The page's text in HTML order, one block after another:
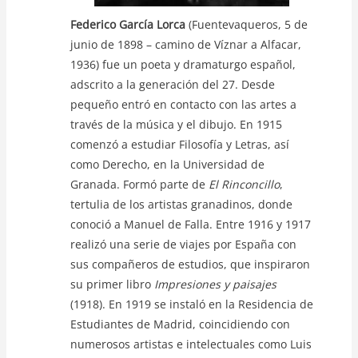
Federico García Lorca (Fuentevaqueros, 5 de
junio de 1898 – camino de Víznar a Alfacar,
1936) fue un poeta y dramaturgo español,
adscrito a la generación del 27. Desde
pequeño entró en contacto con las artes a
través de la música y el dibujo. En 1915
comenzó a estudiar Filosofía y Letras, así
como Derecho, en la Universidad de
Granada. Formó parte de El Rinconcillo,
tertulia de los artistas granadinos, donde
conoció a Manuel de Falla. Entre 1916 y 1917
realizó una serie de viajes por España con
sus compañeros de estudios, que inspiraron
su primer libro Impresiones y paisajes
(1918). En 1919 se instaló en la Residencia de
Estudiantes de Madrid, coincidiendo con
numerosos artistas e intelectuales como Luis